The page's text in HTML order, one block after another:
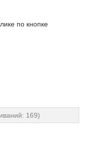
по кнопке
169)